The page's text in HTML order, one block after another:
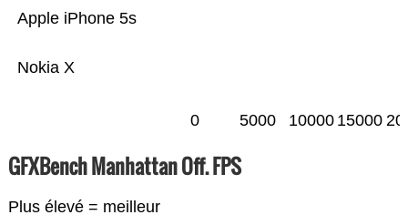
Nokia X
Apple iPhone 5s
0 5000 10000 15000
GFXBench Manhattan Off. FPS
Plus élevé = meilleur